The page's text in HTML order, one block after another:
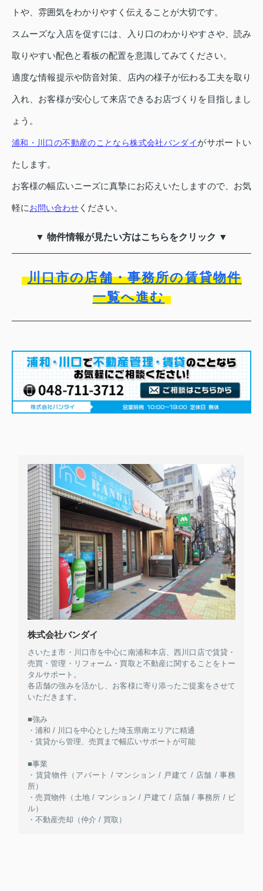
トや、雰囲気をわかりやすく伝えることが大切です。
スムーズな入店を促すには、入り口のわかりやすさや、読み
取りやすい配色と看板の配置を意識してみてください。
適度な情報提示や防音対策、店内の様子が伝わる工夫を取り
入れ、お客様が安心して来店できるお店づくりを目指しまし
ょう。
浦和・川口の不動産のことなら株式会社バンダイがサポートい
たします。
お客様の幅広いニーズに真摯にお応えいたしますので、お気
軽にお問い合わせ ください。
▼ 物件情報が見たい方はこちらをクリック ▼
川口市の店舗・事務所の賃貸物件
一覧へ進む
株式会社バンダイ
さいたま市・川口市を中心に南浦和本店、西川口店で賃貸・
売買・管理・リフォーム・買取と不動産に関することをトー
タルサポート。
各店舗の強みを活かし、お客様に寄り添ったご提案をさせて
いただきます。
■強み
・浦和 / 川口を中心とした埼玉県南エリアに精通
・賃貸から管理、売買まで幅広いサポートが可能
■事業
・賃貸物件（アパート / マンション / 戸建て / 店舗 / 事務
所）
・売買物件（土地 / マンション / 戸建て / 店舗 / 事務所 / ビ
ル）
・不動産売却（仲介 / 買取）